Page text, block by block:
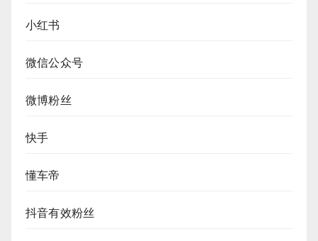
小红书
微信公众号
微博粉丝
快手
懂车帝
抖音有效粉丝